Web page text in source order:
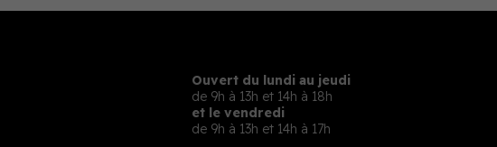
Ouvert du lundi au jeudi
de 9h à 13h et 14h à 18h
et le vendredi
de 9h à 13h et 14h à 17h